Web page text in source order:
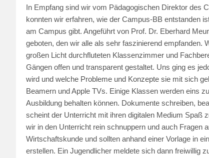
In Empfang sind wir vom Pädagogischen Direktor des
konnten wir erfahren, wie der Campus-BB entstanden
am Campus gibt. Angeführt von Prof. Dr. Eberhard
geboten, den wir alle als sehr faszinierend empfanden.
großen Licht durchfluteten Klassenzimmer und
Gängen offen und transparent gestaltet. Uns ging es
wird und welche Probleme und Konzepte sie mit sich
Beamern und Apple TVs. Einige Klassen werden eins
Ausbildung behalten können. Dokumente schreiben,
scheint der Unterricht mit ihren digitalen Medium Spaß
wir in den Unterricht rein schnuppern und auch Fragen
Wirtschaftskunde und sollten anhand einer Vorlage in
erstellen. Ein Jugendlicher meldete sich dann freiwillig